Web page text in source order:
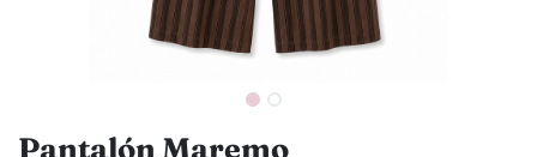
Pantalón Maremo